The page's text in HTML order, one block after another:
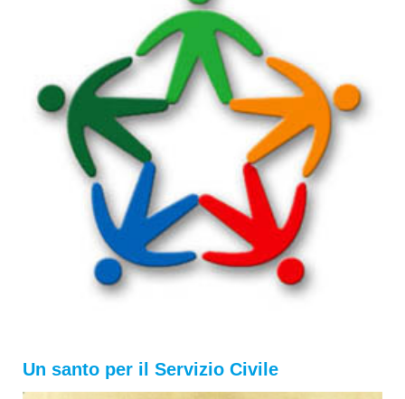
Un santo per il Servizio Civile